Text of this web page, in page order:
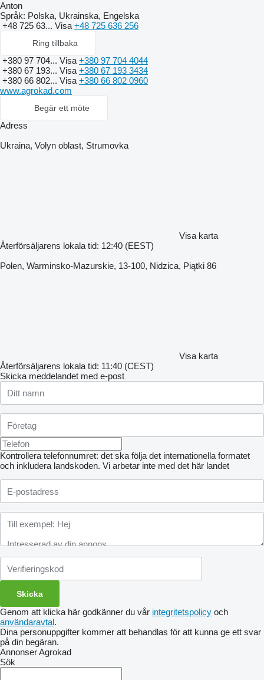
Anton
Språk: Polska, Ukrainska, Engelska
+48 725 63... Visa +48 725 636 256
Ring tillbaka
+380 97 704... Visa +380 97 704 4044
+380 67 193... Visa +380 67 193 3434
+380 66 802... Visa +380 66 802 0960
www.agrokad.com
Begär ett möte
Adress
Ukraina, Volyn oblast, Strumovka
Visa karta
Återförsäljarens lokala tid: 12:40 (EEST)
Polen, Warminsko-Mazurskie, 13-100, Nidzica, Piątki 86
Visa karta
Återförsäljarens lokala tid: 11:40 (CEST)
Skicka meddelandet med e-post
Kontrollera telefonnumret: det ska följa det internationella formatet
och inkludera landskoden. Vi arbetar inte med det här landet
Genom att klicka här godkänner du vår integritetspolicy och
användaravtal.
Dina personuppgifter kommer att behandlas för att kunna ge ett svar
på din begäran.
Annonser Agrokad
Sök